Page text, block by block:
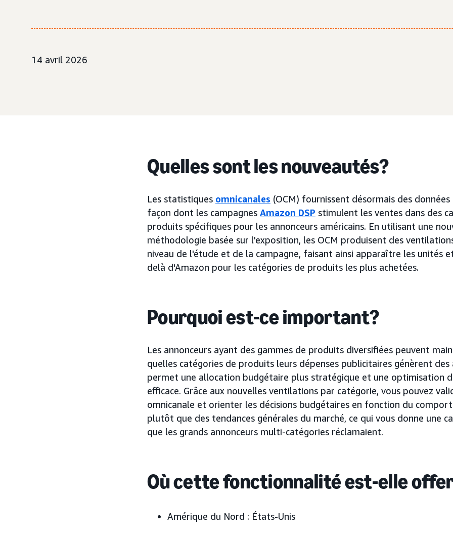
14 avril 2026
Quelles sont les nouveautés?
Les statistiques omnicanales (OCM) fournissent désormais des
façon dont les campagnes Amazon DSP stimulent les ventes dans des
produits spécifiques pour les annonceurs américains. En utilisant une
méthodologie basée sur l'exposition, les OCM produisent des
niveau de l'étude et de la campagne, faisant ainsi apparaître les unités
delà d'Amazon pour les catégories de produits les plus achetées.
Pourquoi est-ce important?
Les annonceurs ayant des gammes de produits diversifiées peuvent
quelles catégories de produits leurs dépenses publicitaires génèrent des
permet une allocation budgétaire plus stratégique et une optimisation
efficace. Grâce aux nouvelles ventilations par catégorie, vous pouvez
omnicanale et orienter les décisions budgétaires en fonction du
plutôt que des tendances générales du marché, ce qui vous donne une
que les grands annonceurs multi-catégories réclamaient.
Où cette fonctionnalité est-elle
Amérique du Nord : États-Unis